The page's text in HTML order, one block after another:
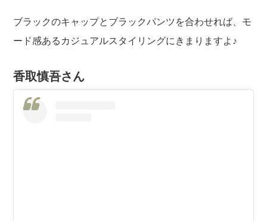
ブラックのキャップとブラックパンツを合わせれば、モ
ード感あるカジュアルスタイリングにきまりますよ♪
香取慎吾さん